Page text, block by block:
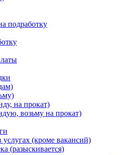
подработку
на прокат)
возьму на прокат)
(кроме вакансий)
(разыскивается)